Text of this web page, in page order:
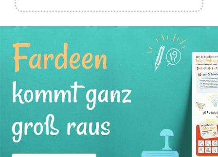
Fardeen
kommt ganz
groß raus